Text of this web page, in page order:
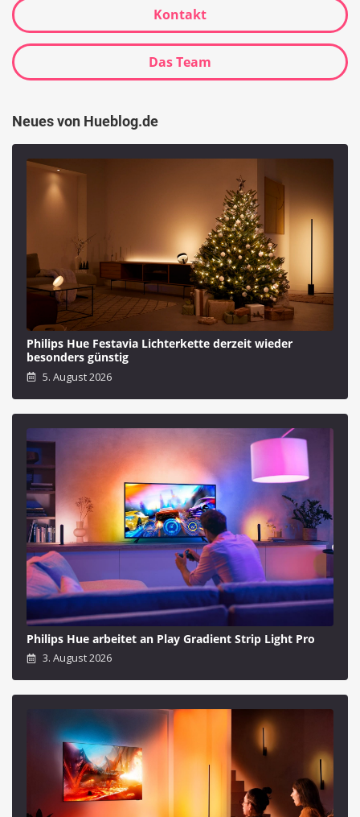
Kontakt
Das Team
Neues von Hueblog.de
Philips Hue Festavia Lichterkette derzeit wieder
besonders günstig
5. August 2026
Philips Hue arbeitet an Play Gradient Strip Light Pro
3. August 2026